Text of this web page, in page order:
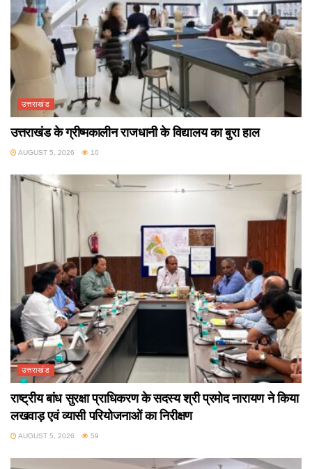
उत्तराखंड
उत्तराखंड के ग्रीष्मकालीन राजधानी के विद्यालय का बुरा हाल
AUGUST 5, 2026 10
उत्तराखंड
राष्ट्रीय बांध सुरक्षा प्राधिकरण के सदस्य श्री प्रमोद नारायण ने किया
लखवाड़ एवं व्यासी परियोजनाओं का निरीक्षण
AUGUST 5, 2026 59